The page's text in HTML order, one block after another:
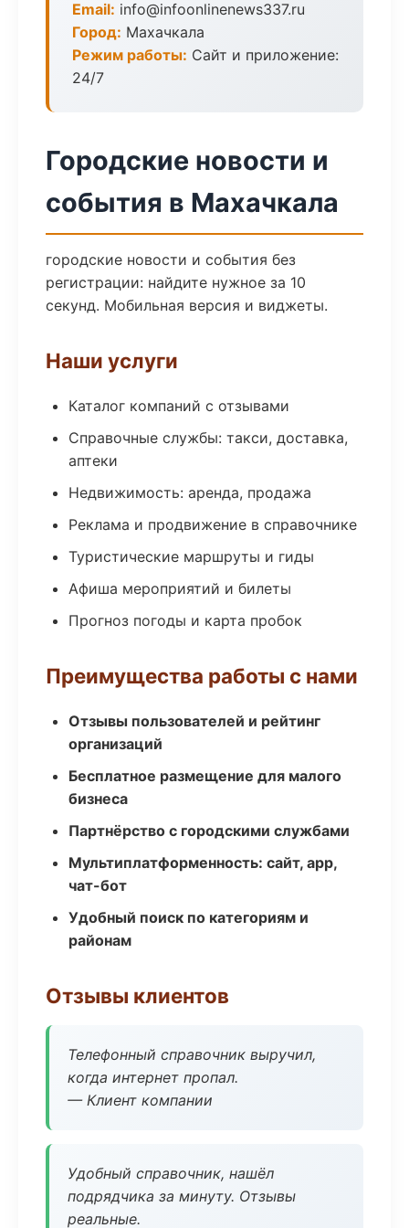
Email: info@infoonlinenews337.ru
Город: Махачкала
Режим работы: Сайт и приложение:
24/7
Городские новости и
события в Махачкала
городские новости и события без
регистрации: найдите нужное за 10
секунд. Мобильная версия и виджеты.
Наши услуги
Каталог компаний с отзывами
Справочные службы: такси, доставка,
аптеки
Недвижимость: аренда, продажа
Реклама и продвижение в справочнике
Туристические маршруты и гиды
Афиша мероприятий и билеты
Прогноз погоды и карта пробок
Преимущества работы с нами
Отзывы пользователей и рейтинг
организаций
Бесплатное размещение для малого
бизнеса
Партнёрство с городскими службами
Мультиплатформенность: сайт, app,
чат-бот
Удобный поиск по категориям и
районам
Отзывы клиентов
Телефонный справочник выручил,
когда интернет пропал.
— Клиент компании
Удобный справочник, нашёл
подрядчика за минуту. Отзывы
реальные.